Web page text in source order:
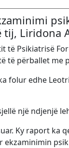
tij, Liridona
të Psikiatrisë
të përballet me
folur edhe
një ndjenjë
Ky raport ka
ekzaminimin